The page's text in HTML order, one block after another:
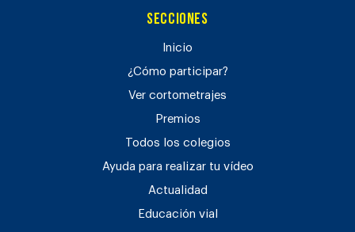
Secciones
Inicio
¿Cómo participar?
Ver cortometrajes
Premios
Todos los colegios
Ayuda para realizar tu vídeo
Actualidad
Educación vial